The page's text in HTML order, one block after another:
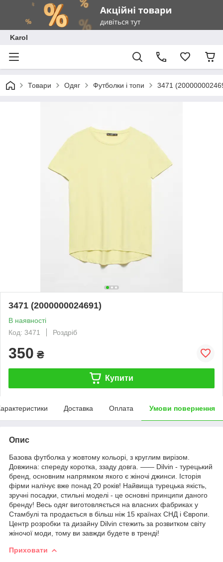
Karol
Товари Одяг Футболки і топи 3471
3471 (2000000024691)
В наявності
Код: 3471
Роздріб
350 ₴
Купити
Доставка Оплата Умови повернення
Опис
Базова футболка у жовтому кольорі, з круглим вирізом.
Довжина: спереду коротка, ззаду довга. —— Dilvin - турецький
бренд, основним напрямком якого є жіночі джинси. Історія
фірми налічує вже понад 20 років! Найвища турецька якість,
зручні посадки, стильні моделі - це основні принципи даного
бренду! Весь одяг виготовляється на власних фабриках у
Стамбулі та продається в більш ніж 15 країнах СНД і Європи.
Центр розробки та дизайну Dilvin стежить за розвитком світу
жіночої моди, тому ви завжди будете в тренді!
Приховати